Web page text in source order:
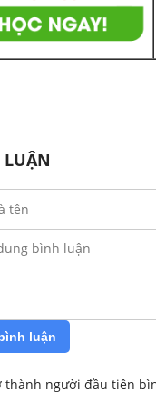
luận
thành người đầu tiên